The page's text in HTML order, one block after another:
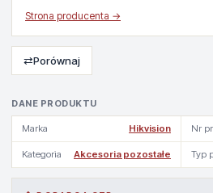
DANE PRODUKTU
Marka Hikvision Nr
Kategoria Akcesoria pozostałe Typ
Strona producenta →
⇄Porównaj